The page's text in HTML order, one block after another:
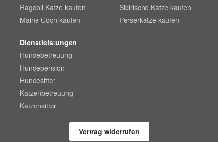
Ragdoll Katze kaufen
Maine Coon kaufen
Sibirische Katze kaufen
Perserkatze kaufen
Dienstleistungen
Hundebetreuung
Hundepension
Hundesitter
Katzenbetreuung
Katzensitter
Vertrag widerrufen